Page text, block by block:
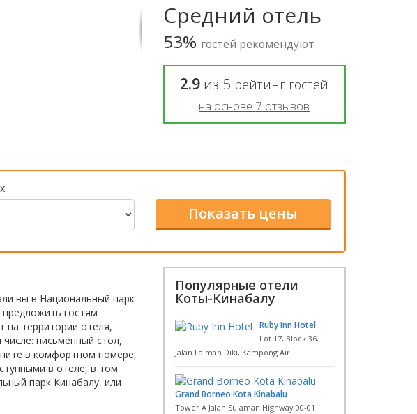
Средний отель
53% гостей рекомендуют
2.9 из 5 рейтинг гостей
на основе 7 отзывов
вы в Национальный парк
гостям
на территории отеля,
письменный стол,
в комфортном номере,
в отеле, в том
парк Кинабалу, или
Популярные отели
Коты-Кинабалу
Ruby Inn Hotel
Lot 17, Block 36,
Jalan Laiman Diki, Kampong Air
Grand Borneo Kota Kinabalu
Tower A Jalan Sulaman Highway 00-01